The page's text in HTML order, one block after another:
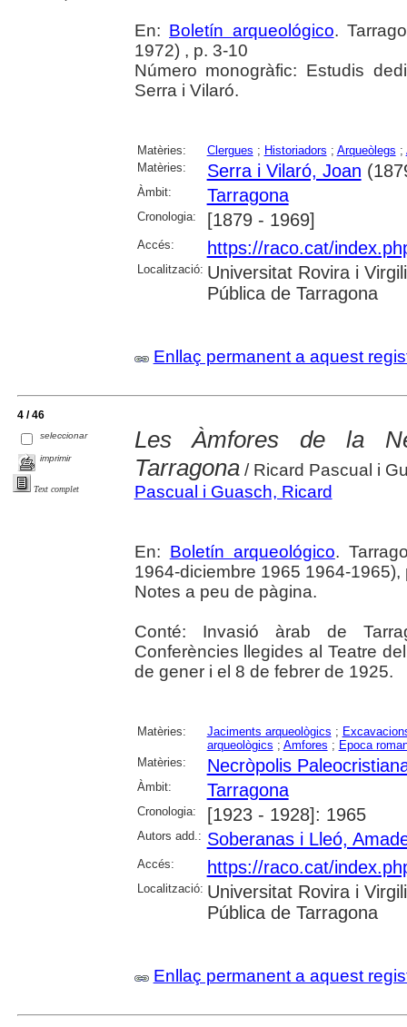
En: Boletín arqueológico.
1972) , p. 3-10
Número monogràfic: Estudis
Serra i Vilaró.
Matèries: Clergues ; Historiadors ; Arqueòlegs ;
Matèries:
Serra i Vilaró, Joan
Àmbit: Tarragona
Cronologia: [1879 - 1969]
Accés: https://raco.cat/
Localització: Universitat Rovira i
Pública de Tarragona
Enllaç permanent a aquest
4 / 46
seleccionar
imprimir
Text complet
Les Àmfores de la
Tarragona/ Ricard Pascual i
Pascual i Guasch, Ricard
En: Boletín arqueológico.
1964-diciembre 1965 1964-1965),
Notes a peu de pàgina.
Conté: Invasió àrab de
Conferències llegides al Teatre
de gener i el 8 de febrer de 1925.
Matèries: Jaciments arqueològics ;
arqueològics ; Amfores ; Epoca
Matèries:
Necròpolis
Àmbit: Tarragona
Cronologia: [1923 - 1928]: 1965
Autors add.: Soberanas i Lleó,
Accés: https://raco.cat/
Localització: Universitat Rovira i
Pública de Tarragona
Enllaç permanent a aquest